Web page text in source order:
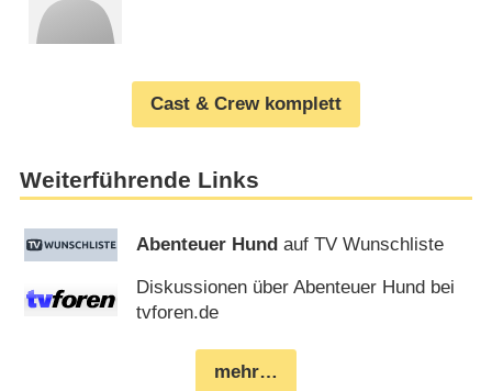
Cast & Crew komplett
Weiterführende Links
Abenteuer Hund auf TV Wunschliste
Diskussionen über Abenteuer Hund bei
tvforen.de
mehr…